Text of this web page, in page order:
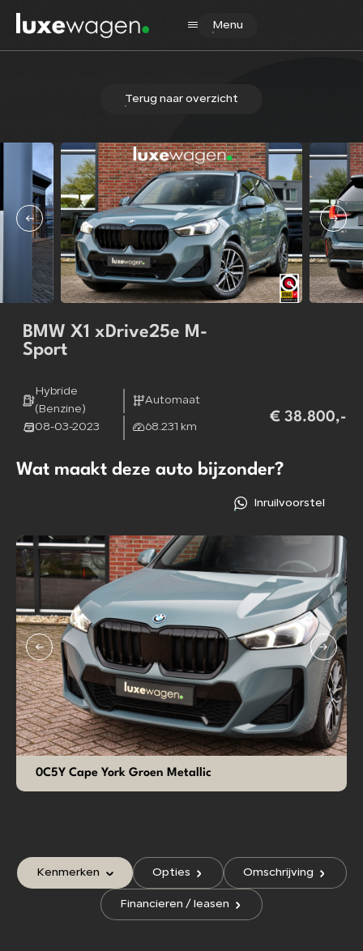
Menu
Home
Aanbod
Diensten
Verkocht
Over ons
Contact
Terug naar overzicht
BMW X1 xDrive25e M-
Sport
Hybride
(Benzine)
Automaat
08-03-2023 68.231 km
€ 38.800,-
Wat maakt deze auto bijzonder?
Inruilvoorstel
0C5Y Cape York Groen Metallic
Kenmerken Opties Omschrijving
Financieren / leasen